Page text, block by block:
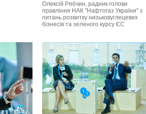
Олексій Рябчин, радник голови
правління НАК "Нафтогаз України" з
питань розвитку низьковуглецевих
бізнесів та зеленого курсу ЄС